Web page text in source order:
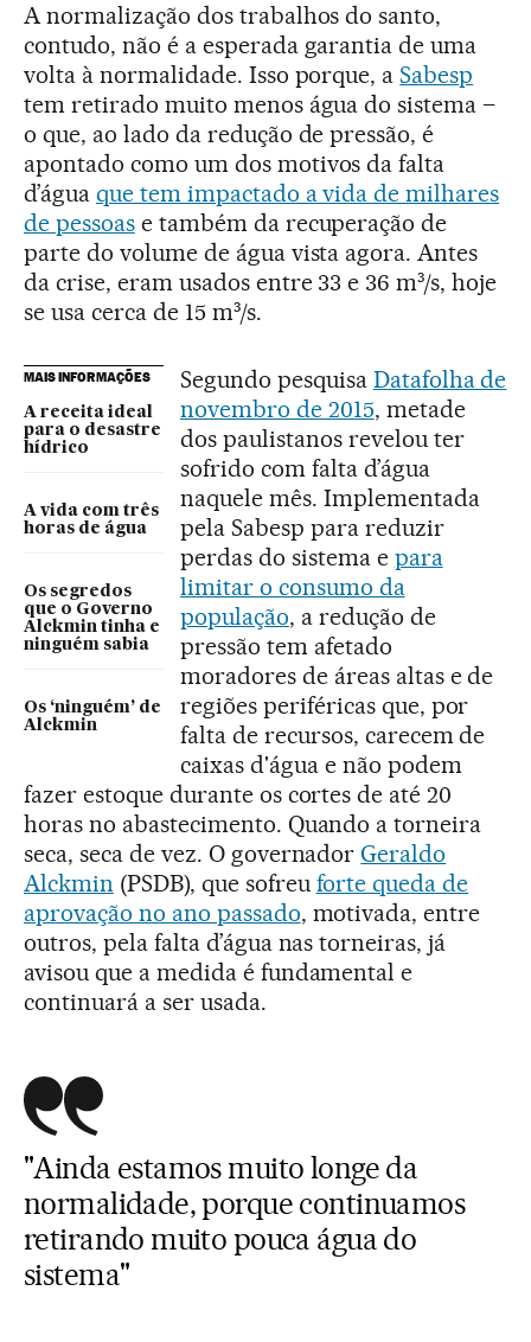
A normalização dos trabalhos do santo,
contudo, não é a esperada garantia de uma
volta à normalidade. Isso porque, aSabesp
tem retirado muito menos água do sistema –
o que, ao lado da redução de pressão, é
apontado como um dos motivos da falta
d’água que tem impactado a vida de milhares
de pessoase também da recuperação de
parte do volume de água vista agora. Antes
da crise, eram usados entre 33 e 36 m³/s, hoje
se usa cerca de 15 m³/s.
MAIS INFORMAÇÕES
A receita ideal
para o desastre
hídrico
A vida com três
horas de água
Os segredos
que o Governo
Alckmin tinha e
ninguém sabia
Os ‘ninguém’ de
Alckmin
Segundo pesquisa Datafolha de
novembro de 2015, metade
dos paulistanos revelou ter
sofrido com falta d’água
naquele mês. Implementada
pela Sabesp para reduzir
perdas do sistema e para
limitar o consumo da
população, a redução de
pressão tem afetado
moradores de áreas altas e de
regiões periféricas que, por
falta de recursos, carecem de
caixas d'água e não podem
fazer estoque durante os cortes de até 20
horas no abastecimento. Quando a torneira
seca, seca de vez. O governadorGeraldo
Alckmin (PSDB), que sofreu forte queda de
aprovação no ano passado, motivada, entre
outros, pela falta d’água nas torneiras, já
avisou que a medida é fundamental e
continuará a ser usada.
"Ainda estamos muito longe da
normalidade, porque continuamos
retirando muito pouca água do
sistema"